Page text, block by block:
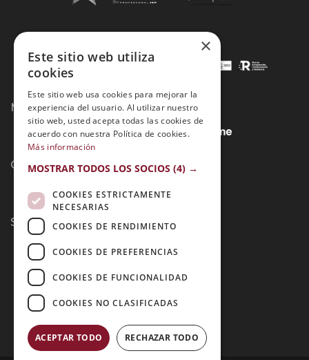
Métodos de Pago:
Contacto:
Síguenos:
×
Este sitio web utiliza
cookies
Este sitio web usa cookies para mejorar la
experiencia del usuario. Al utilizar nuestro
sitio web, usted acepta todas las cookies de
acuerdo con nuestra Política de cookies.
Más información
MOSTRAR TODOS LOS SOCIOS (4) →
COOKIES ESTRICTAMENTE
NECESARIAS
COOKIES DE RENDIMIENTO
COOKIES DE PREFERENCIAS
COOKIES DE FUNCIONALIDAD
COOKIES NO CLASIFICADAS
ACEPTAR TODO RECHAZAR TODO